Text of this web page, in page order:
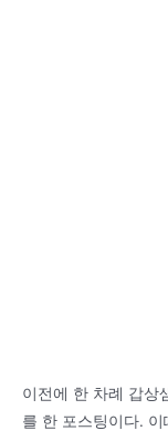
이전에 한 차례 갑상
를 한 포스팅이다.